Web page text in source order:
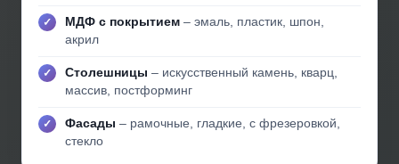
МДФ с покрытием – эмаль, пластик, шпон,
акрил
Столешницы – искусственный камень, кварц,
массив, постформинг
Фасады – рамочные, гладкие, с фрезеровкой,
стекло